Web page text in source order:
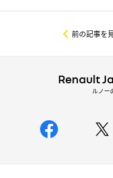
前の記事を
Renault
ルノー